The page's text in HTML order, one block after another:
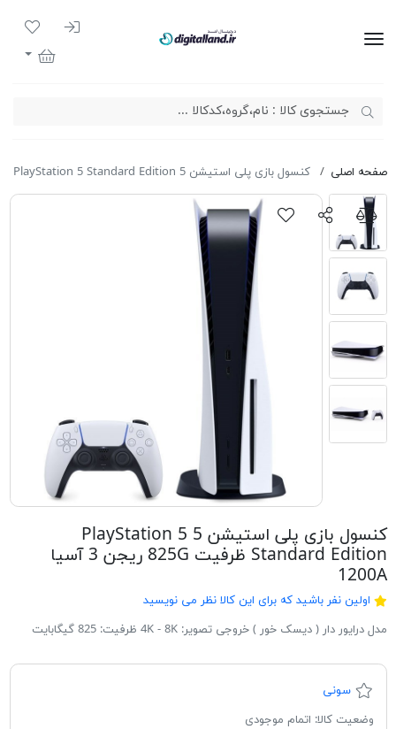
ورود به
لیست
سبد خرید
صفحه اصلی کنسول بازی پلی استیشن 5 PlayStation 5 Standard Edition ظرفیت 825G ریجن 3 آسیا 1200A
کنسول بازی پلی استیشن 5 PlayStation 5
Standard Edition ظرفیت 825G ریجن 3 آسیا
1200A
اولین نفر باشید که برای این کالا نظر می نویسید
مدل درایور دار ( دیسک خور ) خروجی تصویر: 4K - 8K ظرفیت: 825 گیگابایت
سونی
وضعیت کالا: اتمام موجودی